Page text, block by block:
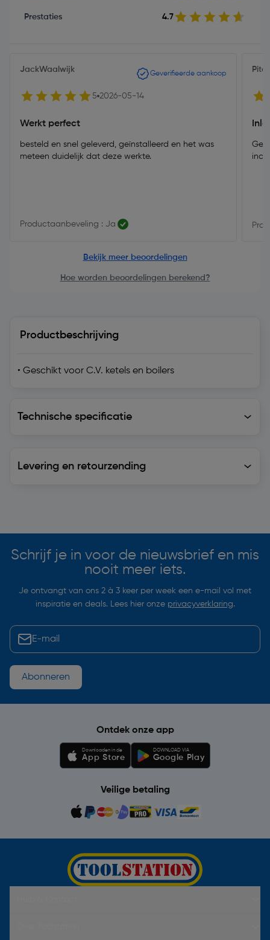
Prestaties 4.7
JackWaalwijk Geverifieerde aankoop
5 2026-05-14
Werkt perfect
besteld en snel geleverd, geïnstalleerd en het was
meteen duidelijk dat deze werkte.
Productaanbeveling : Ja
Bekijk meer beoordelingen
Hoe worden beoordelingen berekend?
Productbeschrijving
• Geschikt voor C.V. ketels en boilers
Technische specificatie
Levering en retourzending
Schrijf je in voor de nieuwsbrief en mis
nooit meer iets.
Je ontvangt van ons 2 à 3 keer per week een e-mail vol met
inspiratie en deals. Lees hier onze privacyverklaring.
Abonneren
Ontdek onze app
Downloaden in de
App Store
DOWNLOAD VIA
Google Play
Veilige betaling